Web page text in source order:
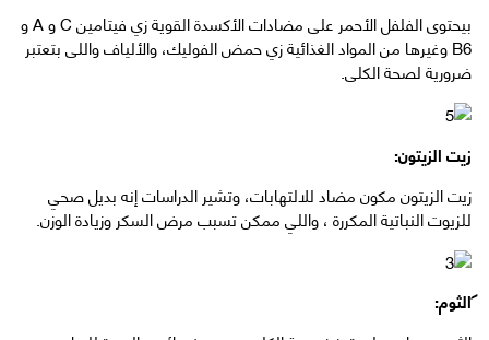
بيحتوى الفلفل الأحمر على مضادات الأكسدة القوية زي فيتامين C و A و
B6 وغيرها من المواد الغذائية زي حمض الفوليك، والألياف واللى بتعتبر
ضرورية لصحة الكلى.
زيت الزيتون:
زيت الزيتون مكون مضاد للالتهابات، وتشير الدراسات إنه بديل صحي
للزيوت النباتية المكررة ، واللي ممكن تسبب مرض السكر وزيادة الوزن.
الثوم: